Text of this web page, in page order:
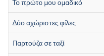
Το πρώτο μου ομαδικό
Δύο αχώριστες φίλες
Παρτούζα σε ταξί